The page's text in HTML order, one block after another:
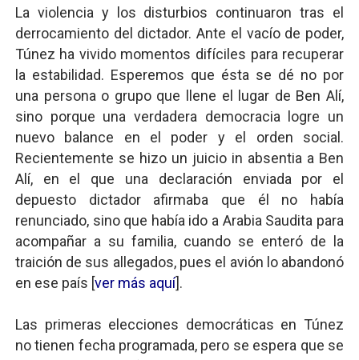
La violencia y los disturbios continuaron tras el
derrocamiento del dictador. Ante el vacío de poder,
Túnez ha vivido momentos difíciles para recuperar
la estabilidad. Esperemos que ésta se dé no por
una persona o grupo que llene el lugar de Ben Alí,
sino porque una verdadera democracia logre un
nuevo balance en el poder y el orden social.
Recientemente se hizo un juicio in absentia a Ben
Alí, en el que una declaración enviada por el
depuesto dictador afirmaba que él no había
renunciado, sino que había ido a Arabia Saudita para
acompañar a su familia, cuando se enteró de la
traición de sus allegados, pues el avión lo abandonó
en ese país [ver más aquí].
Las primeras elecciones democráticas en Túnez
no tienen fecha programada, pero se espera que se